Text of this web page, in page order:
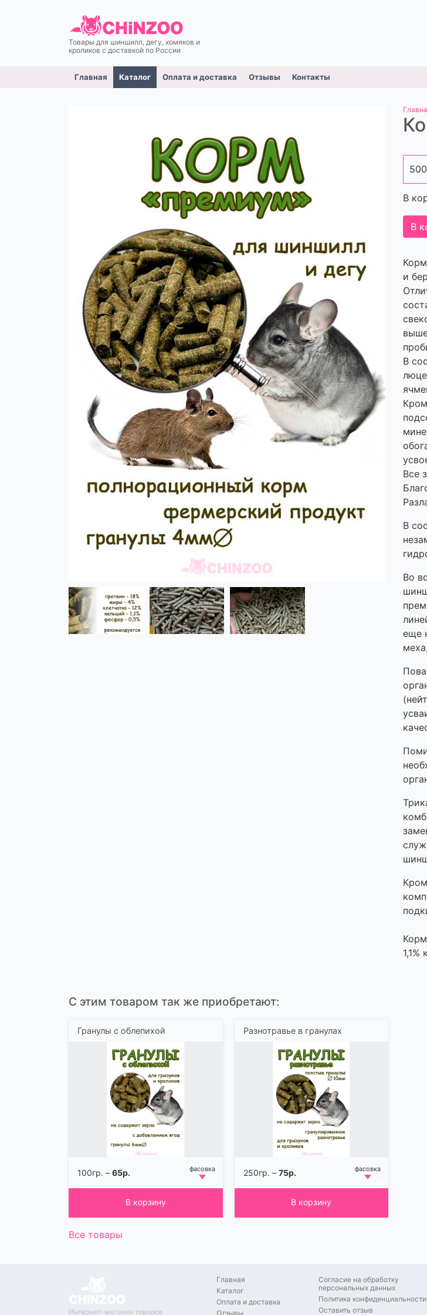
Товары для шиншилл, дегу, хомяков и
кроликов c доставкой по России
Главная Каталог Оплата и доставка Отзывы Контакты
В
В
и
В
Все
В
Во
еще
С этим товаром так же приобретают:
Гранулы с облепихой
100гр. – 65р.
В корзину
Разнотравье в гранулах
250гр. – 75р.
В корзину
Все товары
Интернет-магазин товаров
Главная
Каталог
Оплата и доставка
Отзывы
Согласие на обработку
персональных данных
Политика конфиденциальности
Оставить отзыв